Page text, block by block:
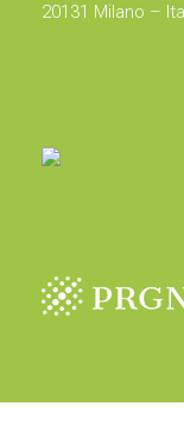
20131 Milano –